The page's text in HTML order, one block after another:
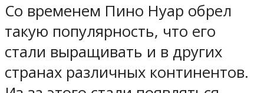
Со временем Пино Нуар обрел
такую популярность, что его
стали выращивать и в других
странах различных континентов.